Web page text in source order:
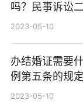
吗？民事诉讼
大？
2023-05-10
办结婚证需要
例第五条的规
2023-05-10